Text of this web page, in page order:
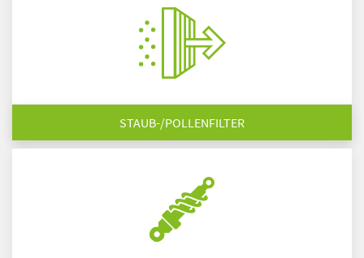
STAUB-/POLLENFILTER